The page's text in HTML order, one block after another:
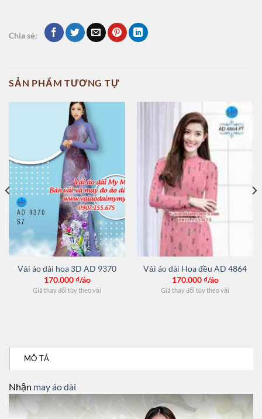
Chia sẻ:
SẢN PHẨM TƯƠNG TỰ
Vải áo dài hoa 3D AD 9370
170.000₫/áo
Giá thay đổi tùy theo vải
Vải áo dài Hoa đều AD 4864
170.000₫/áo
Giá thay đổi tùy theo vải
MÔ TẢ
Nhận may áo dài